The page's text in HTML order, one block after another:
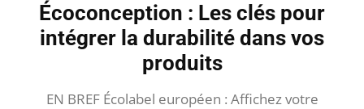
Écoconception : Les clés pour
intégrer la durabilité dans vos
produits
EN BREF Écolabel européen : Affichez votre